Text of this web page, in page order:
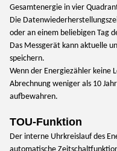
Gesamtenergie in vier
Die
oder an einem beliebigen Tag
Das Messgerät kann aktuelle
speichern.
Wenn der Energiezähler keine
Abrechnung weniger als 10
aufbewahren.
TOU-Funktion
Der interne Uhrkreislauf des